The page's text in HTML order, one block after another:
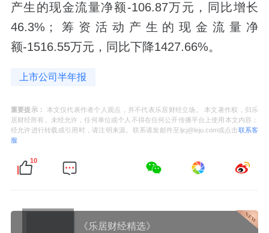
产生的现金流量净额-106.87万元，同比增长
46.3%；筹资活动产生的现金流量净
额-1516.55万元，同比下降1427.66%。
上市公司半年报
重要提示：
本文仅代表作者个人观点，并不代表乐居财经立场。 本文著作权，归乐
居财经所有。未经允许，任何单位或个人不得在任何公开传播平台上使用本文内容；
经允许进行转载或引用时，请注明来源。联系请发邮件至ljcj@leju.com或点击联系客
服
10
《乐居财经精选》